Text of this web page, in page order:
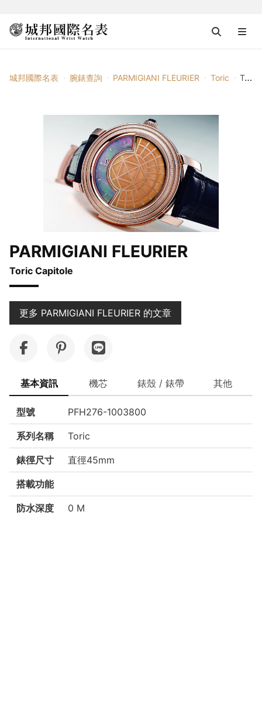
城邦國際名表 腕錶查詢 PARMIGIANI FLEURIER Toric Toric Capitole
PARMIGIANI FLEURIER
Toric Capitole
更多 PARMIGIANI FLEURIER 的文章
基本資訊 機芯 錶殼 / 錶帶 其他
型號 PFH276-1003800
系列名稱 Toric
錶徑尺寸 直徑45mm
搭載功能
防水深度 0 M